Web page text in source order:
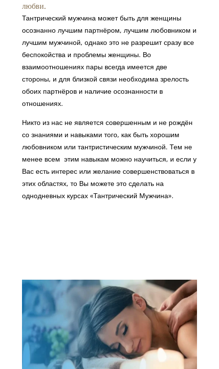
любви.
Тантрический мужчина может быть для женщины
осознанно лучшим партнёром, лучшим любовником и
лучшим мужчиной, однако это не разрешит сразу все
беспокойства и проблемы женщины. Во
взаимоотношениях пары всегда имеется две
стороны, и для близкой связи необходима зрелость
обоих партнёров и наличие осознанности в
отношениях.
Никто из нас не является совершенным и не рождён
со знаниями и навыками того, как быть хорошим
любовником или тантристическим мужчиной. Тем не
менее всем этим навыкам можно научиться, и если у
Вас есть интерес или желание совершенствоваться в
этих областях, то Вы можете это сделать на
однодневных курсах «Тантрический Мужчина».